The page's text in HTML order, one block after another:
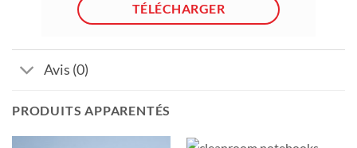
TÉLÉCHARGER
Avis (0)
PRODUITS APPARENTÉS